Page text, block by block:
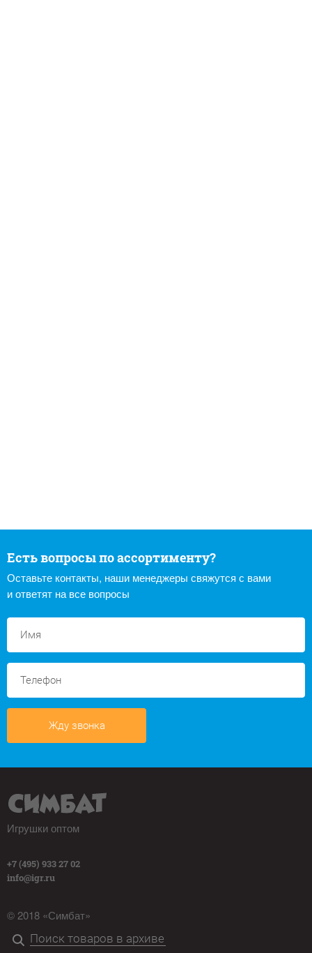
Есть вопросы по ассортименту?
Оставьте контакты, наши менеджеры свяжутся с вами
и ответят на все вопросы
Жду звонка
Игрушки оптом
+7 (495) 933 27 02
info@igr.ru
© 2018 «Симбат»